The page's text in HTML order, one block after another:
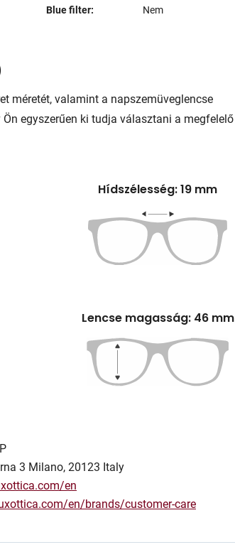
Blue filter: Nem
méretét, valamint a napszemüveglencse
egyszerűen ki tudja választani a megfelelő
Hídszélesség: 19 mm
Lencse magasság: 46 mm
3 Milano, 20123 Italy
en
en/brands/customer-care